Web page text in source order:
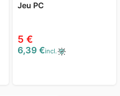
Jeu PC
5 €
6,39 €incl.